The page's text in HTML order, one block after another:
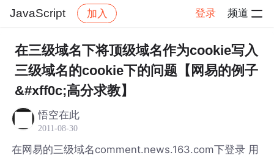
JavaScript 加入 登录 频道
社区 JavaScript 帖子详情
在三级域名下将顶级域名作为cookie写入
三级域名的cookie下的问题【网易的例子
&#xff0c;高分求教】
悟空在此
2011-08-30
在网易的三级域名comment.news.163.com下登录 用